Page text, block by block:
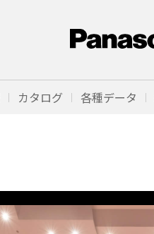
カタログ 各種データ